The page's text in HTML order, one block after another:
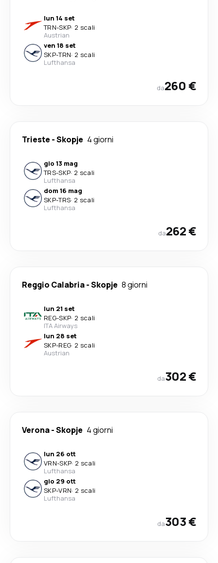
lun 14 set
TRN-SKP· 2 scali
Austrian
ven 18 set
SKP-TRN· 2 scali
Lufthansa
da260 €
Trieste -Skopje 4 giorni
gio 13 mag
TRS-SKP· 2 scali
Lufthansa
dom 16 mag
SKP-TRS· 2 scali
Lufthansa
da262 €
Reggio Calabria-Skopje 8 giorni
lun 21 set
REG-SKP· 2 scali
ITA Airways
lun 28 set
SKP-REG· 2 scali
Austrian
da302 €
Verona-Skopje 4 giorni
lun 26 ott
VRN-SKP· 2 scali
Lufthansa
gio 29 ott
SKP-VRN· 2 scali
Lufthansa
da303 €